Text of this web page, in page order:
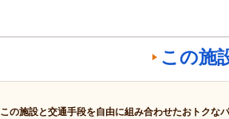
この施
この施設と交通手段を自由に組み合わせたおトクな